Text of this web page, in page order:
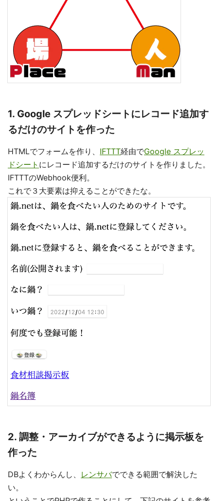
1. Google スプレッドシートにレコード追加す
るだけのサイトを作った
HTMLでフォームを作り、 IFTTT経由でGoogle スプレッ
ドシート にレコード追加するだけのサイトを作りました。
IFTTTのWebhook便利。
これで３大要素は抑えることができたな。
2. 調整・アーカイブができるように掲示板を
作った
DBよくわからんし、 レンサバでできる範囲で解決した
い。